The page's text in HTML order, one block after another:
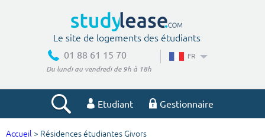
Le site de logements des étudiants
01 88 61 15 70
Du lundi au vendredi de 9h à 18h
FR
Etudiant Gestionnaire
Accueil > Résidences étudiantes Givors